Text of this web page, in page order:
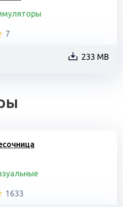
7
233 MB
1633